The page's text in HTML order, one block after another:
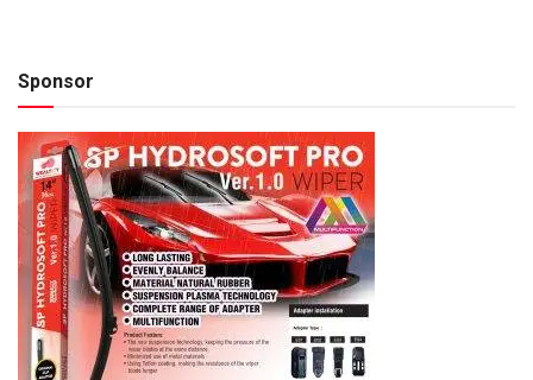
Sponsor